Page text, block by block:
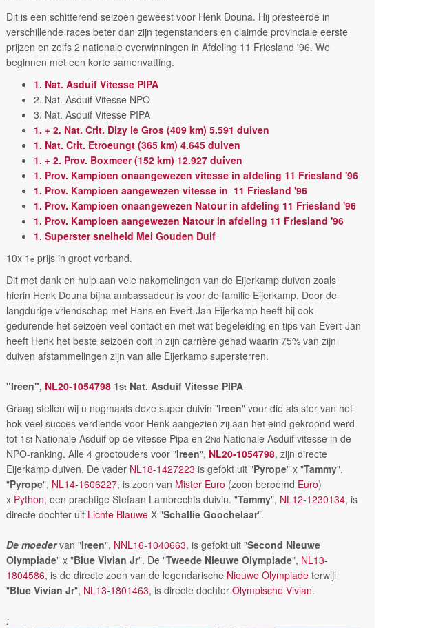
Dit is een schitterend seizoen geweest voor Henk Douna. Hij presteerde in
verschillende races beter dan zijn tegenstanders en claimde provinciale eerste
prijzen en zelfs 2 nationale overwinningen in Afdeling 11 Friesland '96. We
beginnen met een korte samenvatting.
1. Nat. Asduif Vitesse PIPA
2. Nat. Asduif Vitesse NPO
3. Nat. Asduif Vitesse PIPA
1. + 2. Nat. Crit. Dizy le Gros (409 km) 5.591 duiven
1. Nat. Crit. Etroeungt (365 km) 4.645 duiven
1. + 2. Prov. Boxmeer (152 km) 12.927 duiven
1. Prov. Kampioen onaangewezen vitesse in afdeling 11 Friesland '96
1. Prov. Kampioen aangewezen vitesse in 11 Friesland '96
1. Prov. Kampioen onaangewezen Natour in afdeling 11 Friesland '96
1. Prov. Kampioen aangewezen Natour in afdeling 11 Friesland '96
1. Superster snelheid Mei Gouden Duif
10x 1 e prijs in groot verband.
Dit met dank en hulp aan vele nakomelingen van de Eijerkamp duiven zoals
hierin Henk Douna bijna ambassadeur is voor de familie Eijerkamp. Door de
langdurige vriendschap met Hans en Evert-Jan Eijerkamp heeft hij ook
gedurende het seizoen veel contact en met wat begeleiding en tips van Evert-Jan
heeft Henk het beste seizoen ooit in zijn carrière gehad waarin 75% van zijn
duiven afstammelingen zijn van alle Eijerkamp supersterren.
"Ireen", NL20-1054798 1St Nat. Asduif Vitesse PIPA
Graag stellen wij u nogmaals deze super duivin "Ireen" voor die als ster van het
hok veel succes verdiende voor Henk aangezien zij aan het eind gekroond werd
tot 1 St Nationale Asduif op de vitesse Pipa en 2Nd Nationale Asduif vitesse in de
NPO-ranking. Alle 4 grootouders voor "Ireen", NL20-1054798, zijn directe
Eijerkamp duiven. De vader NL18-1427223 is gefokt uit "Pyrope" x "Tammy".
"Pyrope", NL14-1606227, is zoon van Mister Euro (zoon beroemd Euro)
x Python, een prachtige Stefaan Lambrechts duivin. "Tammy", NL12-1230134, is
directe dochter uit Lichte Blauwe X "Schallie Goochelaar".
De moedervan "Ireen", NNL16-1040663, is gefokt uit "Second Nieuwe
Olympiade" x "Blue Vivian Jr". De "Tweede Nieuwe Olympiade", NL13-
1804586, is de directe zoon van de legendarische Nieuwe Olympiade terwijl
"Blue Vivian Jr", NL13-1801463, is directe dochter Olympische Vivian.
: